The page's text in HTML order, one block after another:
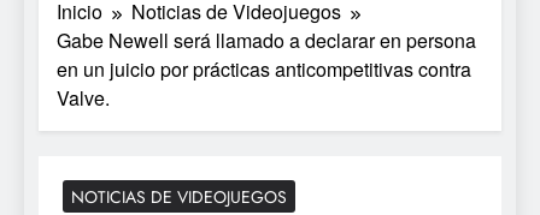
Inicio
Noticias de Videojuegos
Gabe Newell será llamado a declarar en persona
en un juicio por prácticas anticompetitivas contra
Valve.
NOTICIAS DE VIDEOJUEGOS